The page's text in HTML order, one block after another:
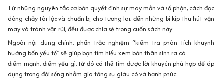
Từ những nguyên tắc cơ bản quyết định sự may mắn và số phận, cách đọc
dòng chảy tài lộc và chuẩn bị cho tương lai, đến những bí kíp thu hút vận
may và tránh vận rủi, đều được chia sẻ trong cuốn sách này.
Ngoài nội dung chính, phần trắc nghiệm “kiểm tra phân tích khuynh
hướng bốn yếu tố” sẽ giúp bạn tìm hiểu xem bản thân sinh ra có
điểm mạnh, điểm yếu gì, từ đó có thể tìm được lời khuyên phù hợp để áp
dụng trong đời sống nhằm gia tăng sự giàu có và hạnh phúc